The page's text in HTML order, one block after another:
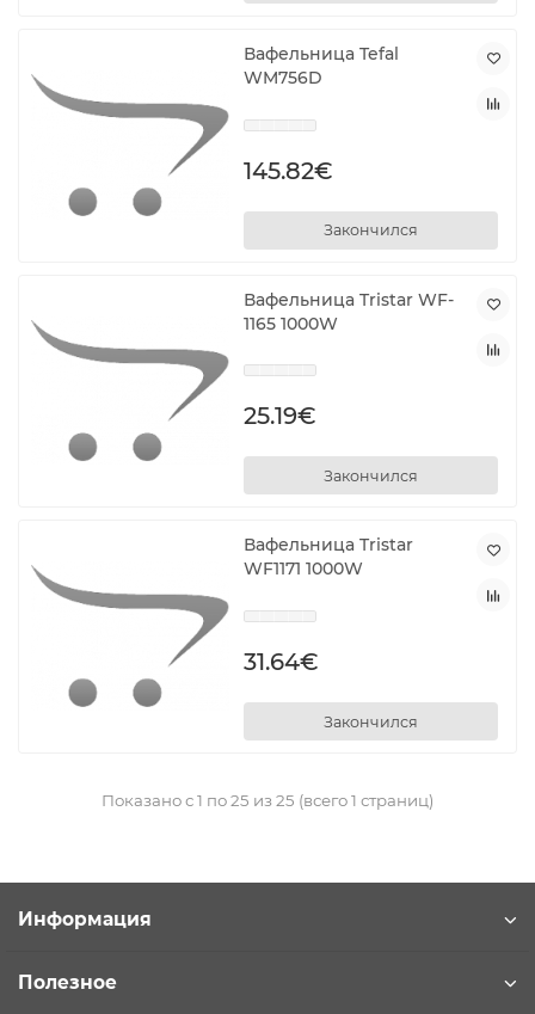
Вафельница Tefal
WM756D
145.82€
Закончился
Вафельница Tristar WF-
1165 1000W
25.19€
Закончился
Вафельница Tristar
WF1171 1000W
31.64€
Закончился
Показано с 1 по 25 из 25 (всего 1 страниц)
Информация
Полезное